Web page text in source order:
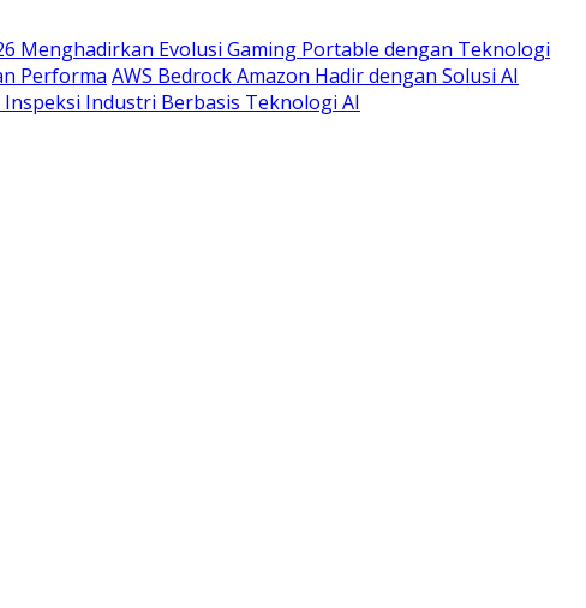
Menghadirkan Evolusi Gaming Portable dengan Teknologi
Performa AWS Bedrock Amazon Hadir dengan Solusi AI
Industri Berbasis Teknologi AI